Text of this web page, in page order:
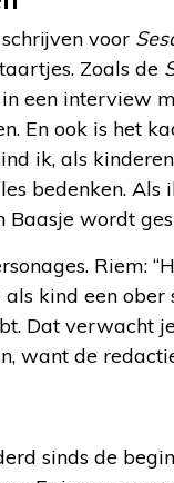
voor
Zoals de
in een interview
En ook is het
ik, als
bedenken.
Baasje wordt
Riem:
kind een
Dat verwacht
want de
sinds de